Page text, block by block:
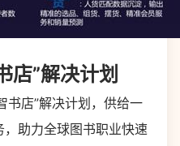
店”解决计划
书店”解决计划，供给一
助力全球图书职业快速